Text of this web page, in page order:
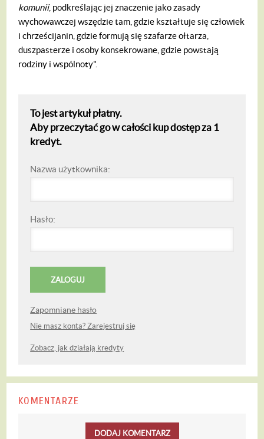
komunii, podkreślając jej znaczenie jako zasady
wychowawczej wszędzie tam, gdzie kształtuje się człowiek
i chrześcijanin, gdzie formują się szafarze ołtarza,
duszpasterze i osoby konsekrowane, gdzie powstają
rodziny i wspólnoty".
To jest artykuł płatny.
Aby przeczytać go w całości kup dostęp za 1
kredyt.
Nazwa użytkownika:
Hasło:
Zapomniane hasło
Nie masz konta? Zarejestruj się
Zobacz, jak działają kredyty
KOMENTARZE
DODAJ KOMENTARZ